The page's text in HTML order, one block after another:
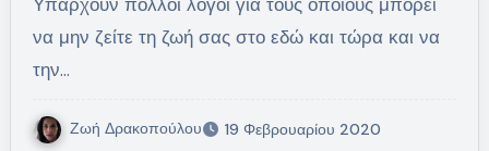
να μην ζείτε τη ζωή σας στο εδώ και τώρα και να
την…
Ζωή Δρακοπούλου 19 Φεβρουαρίου 2020